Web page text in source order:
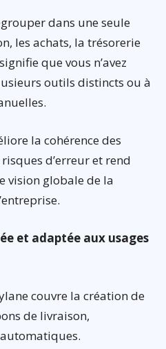
dans une seule
les achats, la trésorerie
que vous n’avez
outils distincts ou à
la cohérence des
d’erreur et rend
vision globale de la
et adaptée aux usages
couvre la création de
de livraison,